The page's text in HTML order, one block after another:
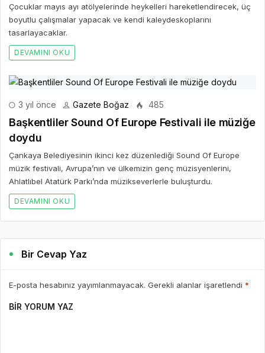
Çocuklar mayıs ayı atölyelerinde heykelleri hareketlendirecek, üç
boyutlu çalışmalar yapacak ve kendi kaleydeskoplarını
tasarlayacaklar.
DEVAMINI OKU
3 yıl önce Gazete Boğaz 485
Başkentliler Sound Of Europe Festivali ile müziğe
doydu
Çankaya Belediyesinin ikinci kez düzenlediği Sound Of Europe
müzik festivali, Avrupa’nın ve ülkemizin genç müzisyenlerini,
Ahlatlıbel Atatürk Parkı’nda müzikseverlerle buluşturdu.
DEVAMINI OKU
Bir Cevap Yaz
E-posta hesabınız yayımlanmayacak. Gerekli alanlar işaretlendi *
BIR YORUM YAZ